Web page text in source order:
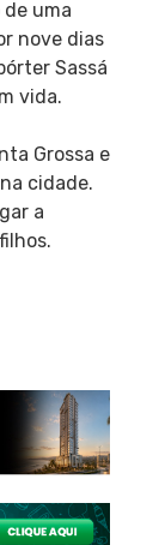
uma
nove dias
Sassá
vida.
Grossa e
cidade.
a